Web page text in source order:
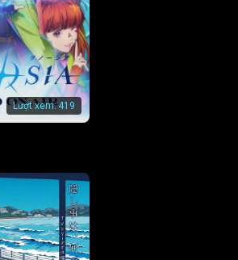
Lượt xem: 419